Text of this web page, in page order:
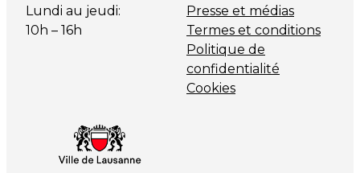
Lundi au jeudi:
10h – 16h
Presse et médias
Termes et conditions
Politique de
confidentialité
Cookies